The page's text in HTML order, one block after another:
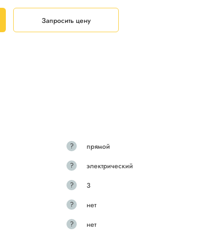
Запросить цену
?
прямой
?
электрический
?
3
?
нет
?
нет